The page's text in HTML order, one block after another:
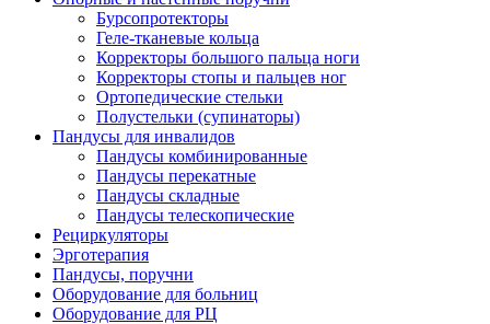
Бурсопротекторы
Геле-тканевые кольца
Корректоры большого пальца ноги
Корректоры стопы и пальцев ног
Ортопедические стельки
Полустельки (супинаторы)
Пандусы для инвалидов
Пандусы комбинированные
Пандусы перекатные
Пандусы складные
Пандусы телескопические
Рециркуляторы
Эрготерапия
Пандусы, поручни
Оборудование для больниц
Оборудование для РЦ